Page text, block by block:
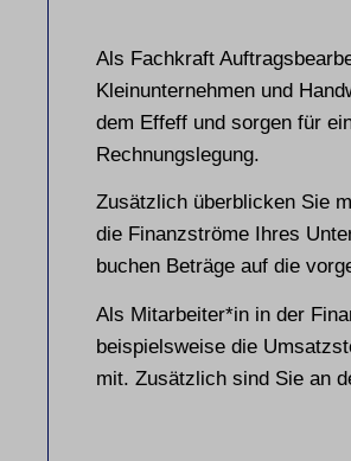
Als Fachkraft
Kleinunternehmen und
dem Effeff und sorgen für
Rechnungslegung.
Zusätzlich überblicken Sie
die Finanzströme Ihres
buchen Beträge auf die
Als Mitarbeiter*in in der
beispielsweise die
mit. Zusätzlich sind Sie an